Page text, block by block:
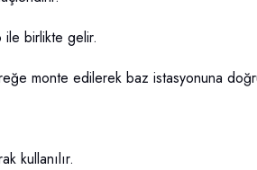
birlikte gelir.
monte edilerek baz istasyonuna
kullanılır.